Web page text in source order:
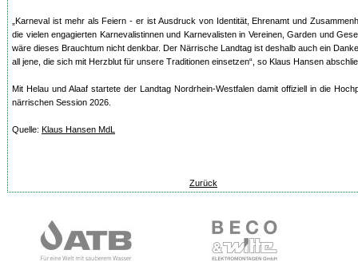
„Karneval ist mehr als Feiern - er ist Ausdruck von Identität, Ehrenamt und
die vielen engagierten Karnevalistinnen und Karnevalisten in Vereinen, Garden und
wäre dieses Brauchtum nicht denkbar. Der Närrische Landtag ist deshalb auch ein
all jene, die sich mit Herzblut für unsere Traditionen einsetzen“, so Klaus Hansen
Mit Helau und Alaaf startete der Landtag Nordrhein-Westfalen damit offiziell in die
närrischen Session 2026.
Quelle: Klaus Hansen MdL
Zurück